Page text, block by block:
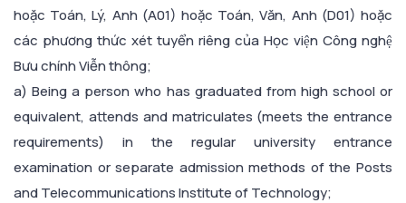
hoặc Toán, Lý, Anh (A01) hoặc Toán, Văn, Anh (D01) hoặc
các phương thức xét tuyển riêng của Học viện Công nghệ
Bưu chính Viễn thông;
a) Being a person who has graduated from high school or
equivalent, attends and matriculates (meets the entrance
requirements) in the regular university entrance
examination or separate admission methods of the Posts
and Telecommunications Institute of Technology;